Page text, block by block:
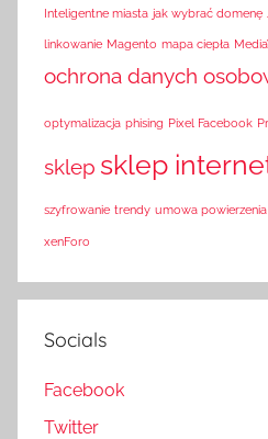
Inteligentne miasta jak wybrać domenę
linkowanie Magento mapa ciepła
ochrona danych
optymalizacja phising Pixel Facebook
sklep sklep
szyfrowanie trendy umowa
xenForo
Socials
Facebook
Twitter